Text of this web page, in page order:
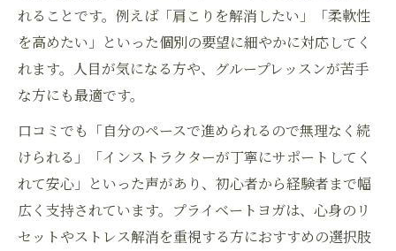
れることです。例えば「肩こりを解消したい」「柔軟性
を高めたい」といった個別の要望に細やかに対応してく
れます。人目が気になる方や、グループレッスンが苦手
な方にも最適です。
口コミでも「自分のペースで進められるので無理なく続
けられる」「インストラクターが丁寧にサポートしてく
れて安心」といった声があり、初心者から経験者まで幅
広く支持されています。プライベートヨガは、心身のリ
セットやストレス解消を重視する方におすすめの選択肢